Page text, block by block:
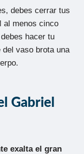
debes cerrar tus
al menos cinco
hacer tu
del vaso brota una
Gabriel
exalta el gran